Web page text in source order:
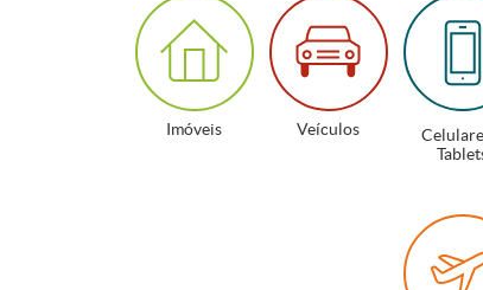
Imóveis Veículos